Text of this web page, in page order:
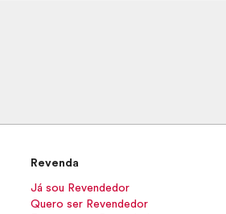
Revenda
Já sou Revendedor
Quero ser Revendedor